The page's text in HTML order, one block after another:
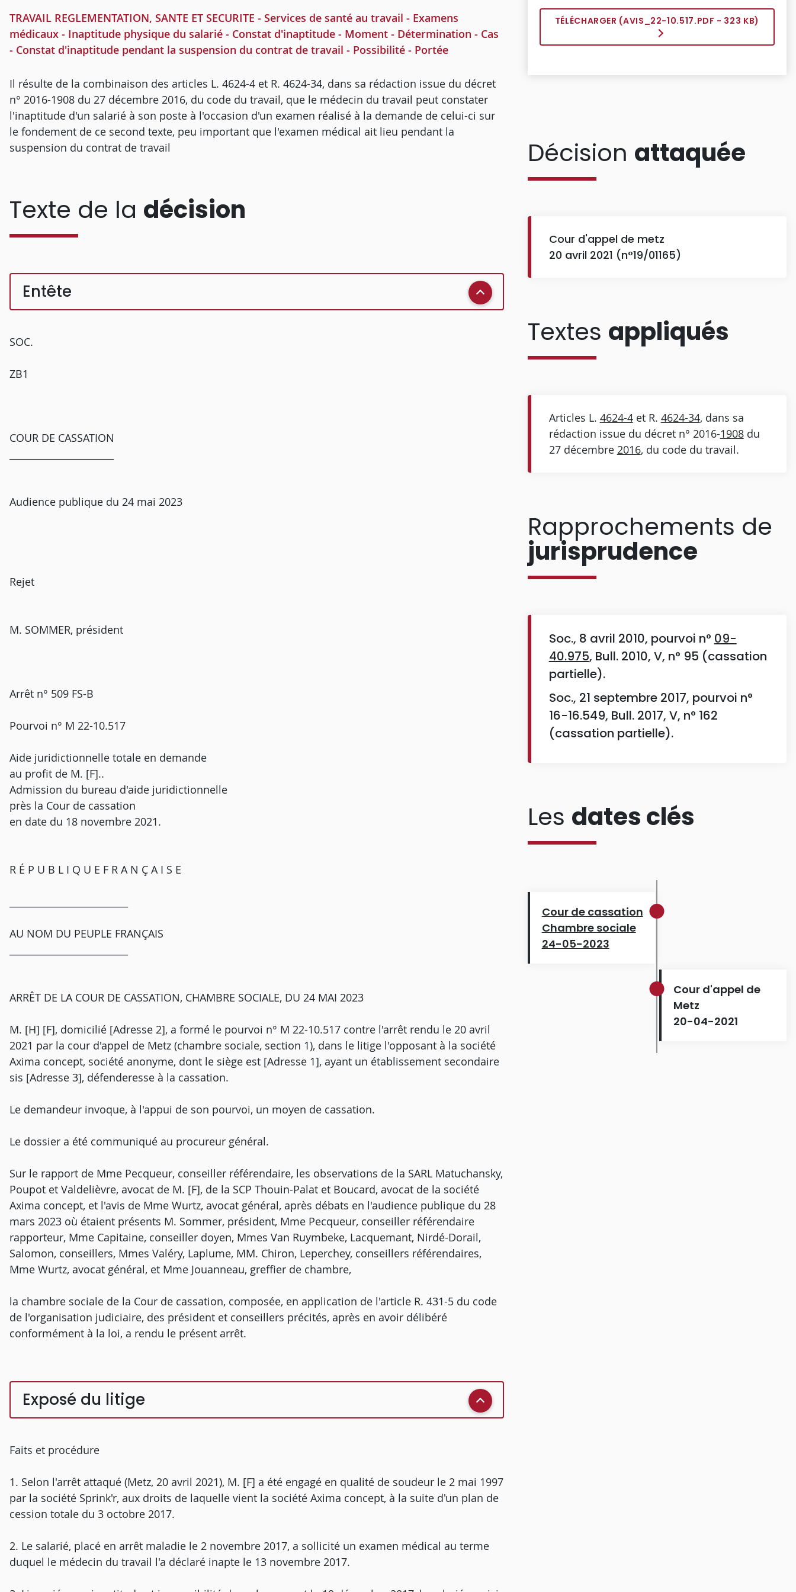
TRAVAIL REGLEMENTATION, SANTE ET SECURITE - Services de santé au travail - Examens
médicaux - Inaptitude physique du salarié - Constat d'inaptitude - Moment - Détermination - Cas
- Constat d'inaptitude pendant la suspension du contrat de travail - Possibilité - Portée
Il résulte de la combinaison des articles L. 4624-4 et R. 4624-34, dans sa rédaction issue du décret
n° 2016-1908 du 27 décembre 2016, du code du travail, que le médecin du travail peut constater
l'inaptitude d'un salarié à son poste à l'occasion d'un examen réalisé à la demande de celui-ci sur
le fondement de ce second texte, peu important que l'examen médical ait lieu pendant la
suspension du contrat de travail
Texte de la décision
Entête
SOC.
ZB1
COUR DE CASSATION
Audience publique du 24 mai 2023
Rejet
M. SOMMER, président
Arrêt n° 509 FS-B
Pourvoi n° M 22-10.517
Aide juridictionnelle totale en demande
au profit de M. [F]..
Admission du bureau d'aide juridictionnelle
près la Cour de cassation
en date du 18 novembre 2021.
R É P U B L I Q U E F R A N Ç A I S E
AU NOM DU PEUPLE FRANÇAIS
ARRÊT DE LA COUR DE CASSATION, CHAMBRE SOCIALE, DU 24 MAI 2023
M. [H] [F], domicilié [Adresse 2], a formé le pourvoi n° M 22-10.517 contre l'arrêt rendu le 20 avril
2021 par la cour d'appel de Metz (chambre sociale, section 1), dans le litige l'opposant à la société
Axima concept, société anonyme, dont le siège est [Adresse 1], ayant un établissement secondaire
sis [Adresse 3], défenderesse à la cassation.
Le demandeur invoque, à l'appui de son pourvoi, un moyen de cassation.
Le dossier a été communiqué au procureur général.
Sur le rapport de Mme Pecqueur, conseiller référendaire, les observations de la SARL Matuchansky,
Poupot et Valdelièvre, avocat de M. [F], de la SCP Thouin-Palat et Boucard, avocat de la société
Axima concept, et l'avis de Mme Wurtz, avocat général, après débats en l'audience publique du 28
mars 2023 où étaient présents M. Sommer, président, Mme Pecqueur, conseiller référendaire
rapporteur, Mme Capitaine, conseiller doyen, Mmes Van Ruymbeke, Lacquemant, Nirdé-Dorail,
Salomon, conseillers, Mmes Valéry, Laplume, MM. Chiron, Leperchey, conseillers référendaires,
Mme Wurtz, avocat général, et Mme Jouanneau, greffier de chambre,
la chambre sociale de la Cour de cassation, composée, en application de l'article R. 431-5 du code
de l'organisation judiciaire, des président et conseillers précités, après en avoir délibéré
conformément à la loi, a rendu le présent arrêt.
Exposé du litige
Faits et procédure
1. Selon l'arrêt attaqué (Metz, 20 avril 2021), M. [F] a été engagé en qualité de soudeur le 2 mai 1997
par la société Sprink'r, aux droits de laquelle vient la société Axima concept, à la suite d'un plan de
cession totale du 3 octobre 2017.
2. Le salarié, placé en arrêt maladie le 2 novembre 2017, a sollicité un examen médical au terme
duquel le médecin du travail l'a déclaré inapte le 13 novembre 2017.
TÉLÉCHARGER (AVIS_22-10.517.PDF - 323 KB)
Décision attaquée
Cour d'appel de metz
20 avril 2021 (n°19/01165)
Textes appliqués
Articles L. 4624-4et R. 4624-34, dans sa
rédaction issue du décret n° 2016-1908du
27 décembre 2016, du code du travail.
Rapprochements de
jurisprudence
Soc., 8 avril 2010, pourvoi n° 09-
40.975, Bull. 2010, V, n° 95 (cassation
partielle).
Soc., 21 septembre 2017, pourvoi n°
16-16.549, Bull. 2017, V, n° 162
(cassation partielle).
Les dates clés
Cour de cassation
Chambre sociale
24-05-2023
Cour d'appel de
Metz
20-04-2021